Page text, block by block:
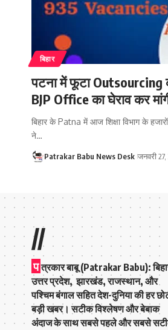
बिहार
पटना में फूटा Outsourcing
BJP Office का घेराव कर
बिहार के Patna में आज शिक्षा विभाग के
ने…
Patrakar Babu News Desk जनवरी
//
प त्रकार बाबू (Patrakar Babu):
उत्तर प्रदेश, झारखंड, राजस्थान, और
पश्चिम बंगाल सहित देश-दुनिया की हर
बड़ी खबर। सटीक विश्लेषण और बेबाक
अंदाज के साथ सबसे पहले और सबसे